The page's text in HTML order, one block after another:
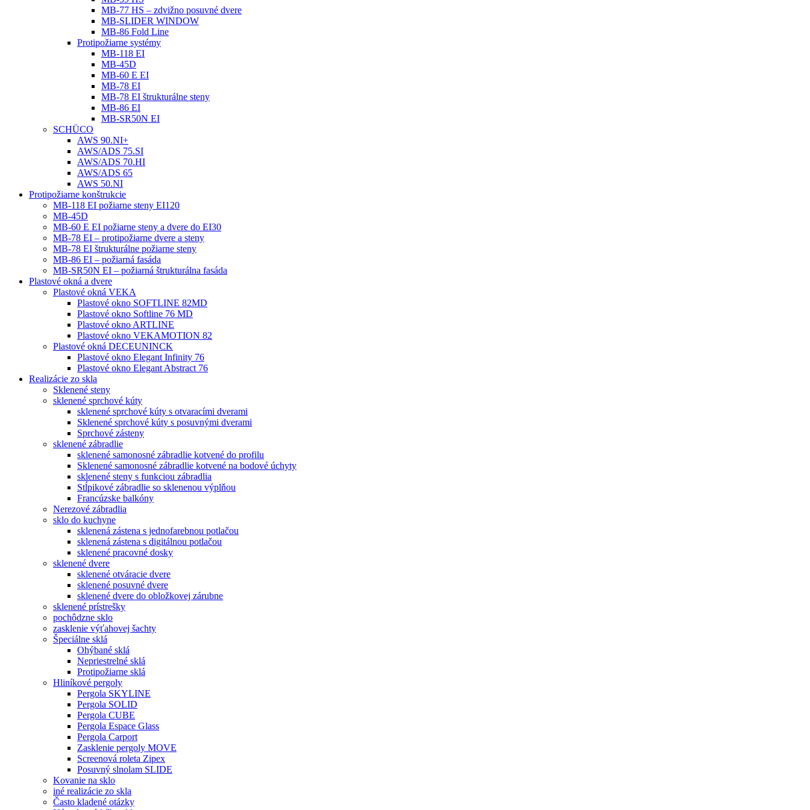
MB-77 HS – zdvižno posuvné dvere
MB-SLIDER WINDOW
MB-86 Fold Line
Protipožiarne systémy
MB-118 EI
MB-45D
MB-60 E EI
MB-78 EI
MB-78 EI štrukturálne steny
MB-86 EI
MB-SR50N EI
SCHÜCO
AWS 90.NI+
AWS/ADS 75.SI
AWS/ADS 70.HI
AWS/ADS 65
AWS 50.NI
Protipožiarne konštrukcie
MB-118 EI požiarne steny EI120
MB-45D
MB-60 E EI požiarne steny a dvere do EI30
MB-78 EI – protipožiarne dvere a steny
MB-78 EI štrukturálne požiarne steny
MB-86 EI – požiarná fasáda
MB-SR50N EI – požiarná štrukturálna fasáda
Plastové okná a dvere
Plastové okná VEKA
Plastové okno SOFTLINE 82MD
Plastové okno Softline 76 MD
Plastové okno ARTLINE
Plastové okno VEKAMOTION 82
Plastové okná DECEUNINCK
Plastové okno Elegant Infinity 76
Plastové okno Elegant Abstract 76
Realizácie zo skla
Sklenené steny
sklenené sprchové kúty
sklenené sprchové kúty s otvaracími dverami
Sklenené sprchové kúty s posuvnými dverami
Sprchové zásteny
sklenené zábradlie
sklenené samonosné zábradlie kotvené do profilu
Sklenené samonosné zábradlie kotvené na bodové úchyty
sklenené steny s funkciou zábradlia
Stĺpikové zábradlie so sklenenou výplňou
Francúzske balkóny
Nerezové zábradlia
sklo do kuchyne
sklenená zástena s jednofarebnou potlačou
sklenená zástena s digitálnou potlačou
sklenené pracovné dosky
sklenené dvere
sklenené otváracie dvere
sklenené posuvné dvere
sklenené dvere do obložkovej zárubne
sklenené prístrešky
pochôdzne sklo
zasklenie výťahovej šachty
Špeciálne sklá
Ohýbané sklá
Nepriestrelné sklá
Protipožiarne sklá
Hliníkové pergoly
Pergola SKYLINE
Pergola SOLID
Pergola CUBE
Pergola Espace Glass
Pergola Carport
Zasklenie pergoly MOVE
Screenová roleta Zipex
Posuvný slnolam SLIDE
Kovanie na sklo
iné realizácie zo skla
Často kladené otázky